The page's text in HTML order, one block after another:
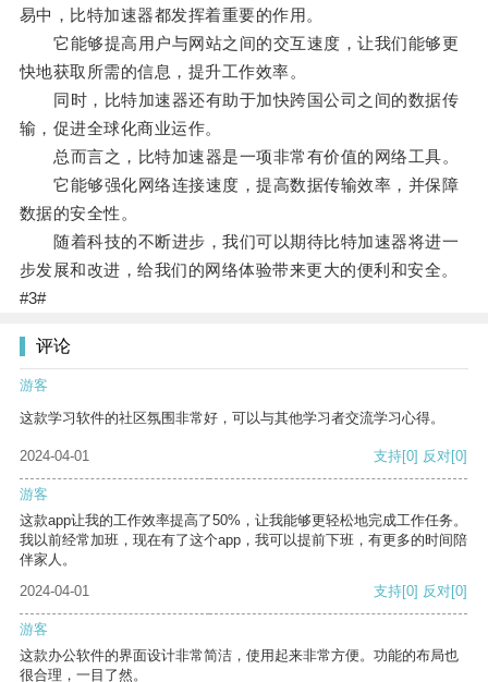
易中，比特加速器都发挥着重要的作用。
它能够提高用户与网站之间的交互速度，让我们能够更
快地获取所需的信息，提升工作效率。
同时，比特加速器还有助于加快跨国公司之间的数据传
输，促进全球化商业运作。
总而言之，比特加速器是一项非常有价值的网络工具。
它能够强化网络连接速度，提高数据传输效率，并保障
数据的安全性。
随着科技的不断进步，我们可以期待比特加速器将进一
步发展和改进，给我们的网络体验带来更大的便利和安全。
#3#
评论
游客
这款学习软件的社区氛围非常好，可以与其他学习者交流学习心得。
2024-04-01 支持[0] 反对[0]
游客
这款app让我的工作效率提高了50%，让我能够更轻松地完成工作任务。
我以前经常加班，现在有了这个app，我可以提前下班，有更多的时间陪
伴家人。
2024-04-01
支持[0] 反对[0]
游客
这款办公软件的界面设计非常简洁，使用起来非常方便。功能的布局也
很合理，一目了然。